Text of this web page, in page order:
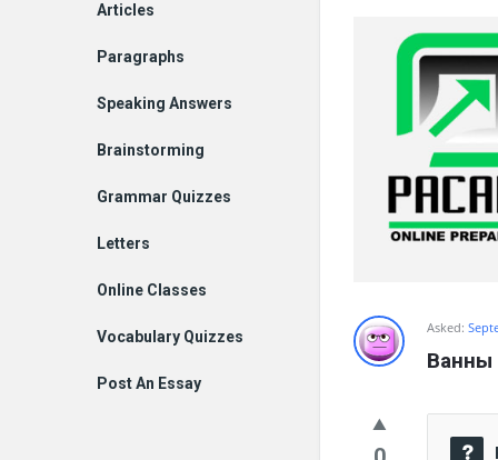
Asked:
Ванны
Articles
Paragraphs
Speaking Answers
Brainstorming
Grammar Quizzes
Letters
Online Classes
Vocabulary Quizzes
Post An Essay